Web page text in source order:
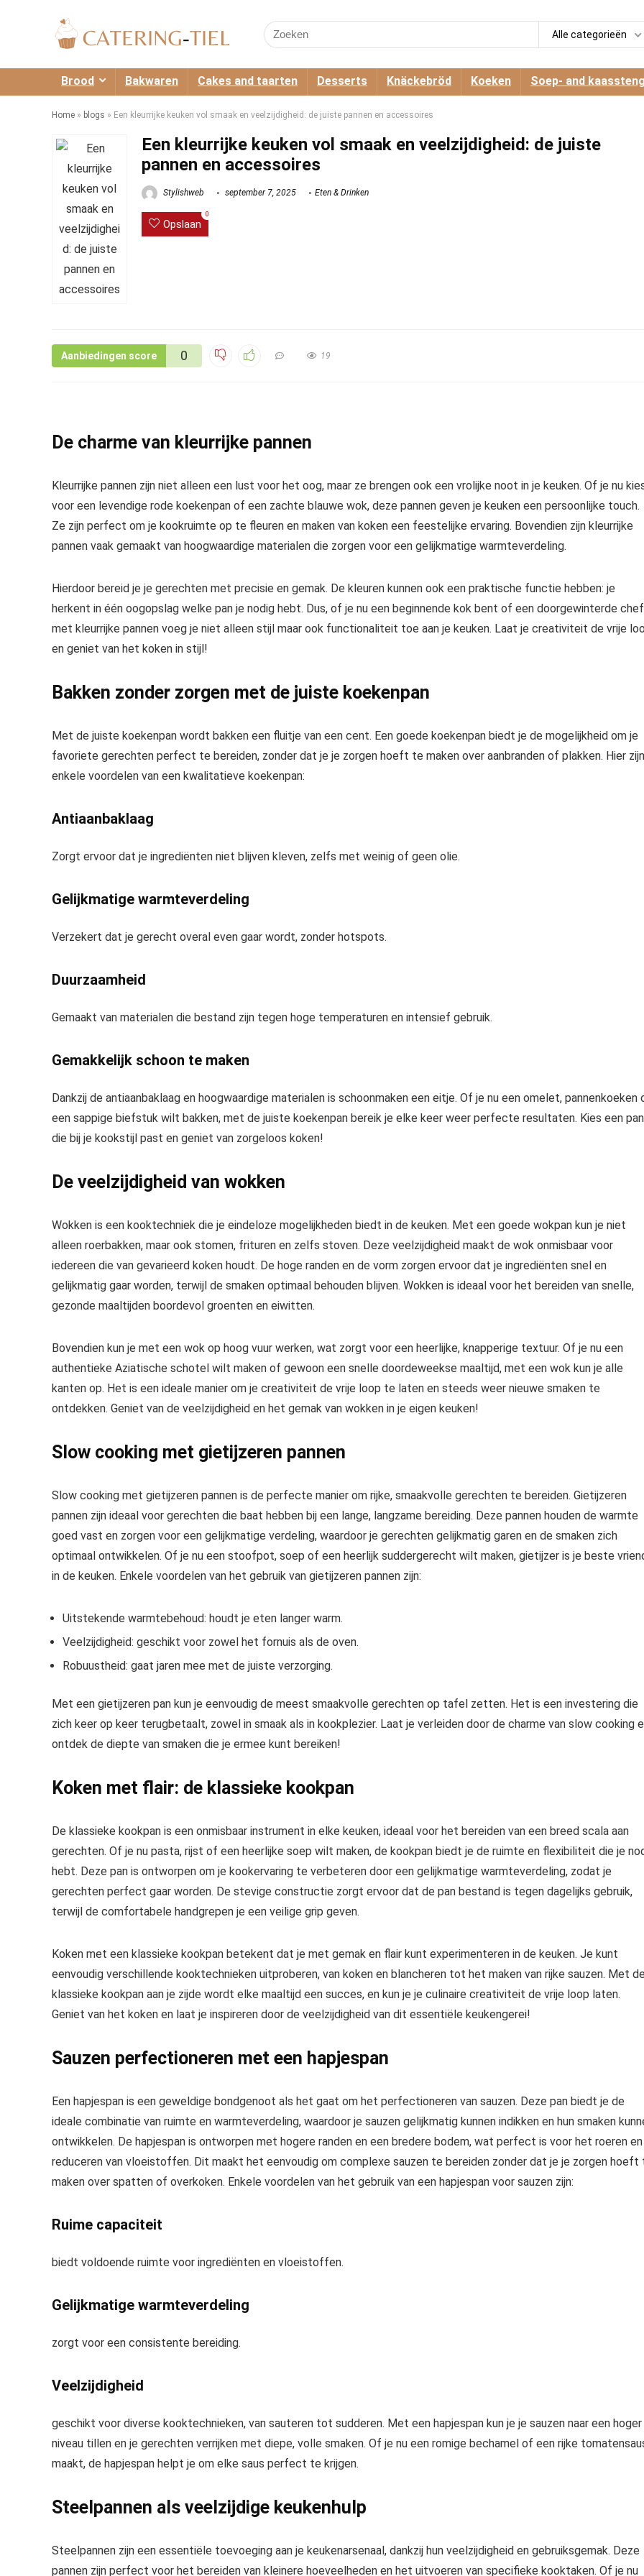
Search
for:
Alle categorieën
Brood Bakwaren Cakes and taarten Desserts Knäckebröd Koeken Soep- and
Home » blogs » Een kleurrijke keuken vol smaak en veelzijdigheid: de juiste pannen en accessoires
Een kleurrijke keuken vol smaak en veelzijdigheid: de juiste
pannen en accessoires
Stylishweb september 7, 2025 Eten & Drinken
Opslaan
0
Aanbiedingen score 0 19
De charme van kleurrijke pannen
Kleurrijke pannen zijn niet alleen een lust voor het oog, maar ze brengen ook een vrolijke noot in je keuken. Of je nu
voor een levendige rode koekenpan of een zachte blauwe wok, deze pannen geven je keuken een persoonlijke touch.
Ze zijn perfect om je kookruimte op te fleuren en maken van koken een feestelijke ervaring. Bovendien zijn kleurrijke
pannen vaak gemaakt van hoogwaardige materialen die zorgen voor een gelijkmatige warmteverdeling.
Hierdoor bereid je je gerechten met precisie en gemak. De kleuren kunnen ook een praktische functie hebben: je
herkent in één oogopslag welke pan je nodig hebt. Dus, of je nu een beginnende kok bent of een doorgewinterde
met kleurrijke pannen voeg je niet alleen stijl maar ook functionaliteit toe aan je keuken. Laat je creativiteit de vrije
en geniet van het koken in stijl!
Bakken zonder zorgen met de juiste koekenpan
Met de juiste koekenpan wordt bakken een fluitje van een cent. Een goede koekenpan biedt je de mogelijkheid om je
favoriete gerechten perfect te bereiden, zonder dat je je zorgen hoeft te maken over aanbranden of plakken. Hier zijn
enkele voordelen van een kwalitatieve koekenpan:
Antiaanbaklaag
Zorgt ervoor dat je ingrediënten niet blijven kleven, zelfs met weinig of geen olie.
Gelijkmatige warmteverdeling
Verzekert dat je gerecht overal even gaar wordt, zonder hotspots.
Duurzaamheid
Gemaakt van materialen die bestand zijn tegen hoge temperaturen en intensief gebruik.
Gemakkelijk schoon te maken
Dankzij de antiaanbaklaag en hoogwaardige materialen is schoonmaken een eitje. Of je nu een omelet, pannenkoeken
een sappige biefstuk wilt bakken, met de juiste koekenpan bereik je elke keer weer perfecte resultaten. Kies een pan
die bij je kookstijl past en geniet van zorgeloos koken!
De veelzijdigheid van wokken
Wokken is een kooktechniek die je eindeloze mogelijkheden biedt in de keuken. Met een goede wokpan kun je niet
alleen roerbakken, maar ook stomen, frituren en zelfs stoven. Deze veelzijdigheid maakt de wok onmisbaar voor
iedereen die van gevarieerd koken houdt. De hoge randen en de vorm zorgen ervoor dat je ingrediënten snel en
gelijkmatig gaar worden, terwijl de smaken optimaal behouden blijven. Wokken is ideaal voor het bereiden van snelle,
gezonde maaltijden boordevol groenten en eiwitten.
Bovendien kun je met een wok op hoog vuur werken, wat zorgt voor een heerlijke, knapperige textuur. Of je nu een
authentieke Aziatische schotel wilt maken of gewoon een snelle doordeweekse maaltijd, met een wok kun je alle
kanten op. Het is een ideale manier om je creativiteit de vrije loop te laten en steeds weer nieuwe smaken te
ontdekken. Geniet van de veelzijdigheid en het gemak van wokken in je eigen keuken!
Slow cooking met gietijzeren pannen
Slow cooking met gietijzeren pannen is de perfecte manier om rijke, smaakvolle gerechten te bereiden. Gietijzeren
pannen zijn ideaal voor gerechten die baat hebben bij een lange, langzame bereiding. Deze pannen houden de warmte
goed vast en zorgen voor een gelijkmatige verdeling, waardoor je gerechten gelijkmatig garen en de smaken zich
optimaal ontwikkelen. Of je nu een stoofpot, soep of een heerlijk suddergerecht wilt maken, gietijzer is je beste
in de keuken. Enkele voordelen van het gebruik van gietijzeren pannen zijn:
Uitstekende warmtebehoud: houdt je eten langer warm.
Veelzijdigheid: geschikt voor zowel het fornuis als de oven.
Robuustheid: gaat jaren mee met de juiste verzorging.
Met een gietijzeren pan kun je eenvoudig de meest smaakvolle gerechten op tafel zetten. Het is een investering die
zich keer op keer terugbetaalt, zowel in smaak als in kookplezier. Laat je verleiden door de charme van slow cooking
ontdek de diepte van smaken die je ermee kunt bereiken!
Koken met flair: de klassieke kookpan
De klassieke kookpan is een onmisbaar instrument in elke keuken, ideaal voor het bereiden van een breed scala aan
gerechten. Of je nu pasta, rijst of een heerlijke soep wilt maken, de kookpan biedt je de ruimte en flexibiliteit die je
hebt. Deze pan is ontworpen om je kookervaring te verbeteren door een gelijkmatige warmteverdeling, zodat je
gerechten perfect gaar worden. De stevige constructie zorgt ervoor dat de pan bestand is tegen dagelijks gebruik,
terwijl de comfortabele handgrepen je een veilige grip geven.
Koken met een klassieke kookpan betekent dat je met gemak en flair kunt experimenteren in de keuken. Je kunt
eenvoudig verschillende kooktechnieken uitproberen, van koken en blancheren tot het maken van rijke sauzen. Met
klassieke kookpan aan je zijde wordt elke maaltijd een succes, en kun je je culinaire creativiteit de vrije loop laten.
Geniet van het koken en laat je inspireren door de veelzijdigheid van dit essentiële keukengerei!
Sauzen perfectioneren met een hapjespan
Een hapjespan is een geweldige bondgenoot als het gaat om het perfectioneren van sauzen. Deze pan biedt je de
ideale combinatie van ruimte en warmteverdeling, waardoor je sauzen gelijkmatig kunnen indikken en hun smaken
ontwikkelen. De hapjespan is ontworpen met hogere randen en een bredere bodem, wat perfect is voor het roeren en
reduceren van vloeistoffen. Dit maakt het eenvoudig om complexe sauzen te bereiden zonder dat je je zorgen hoeft
maken over spatten of overkoken. Enkele voordelen van het gebruik van een hapjespan voor sauzen zijn:
Ruime capaciteit
biedt voldoende ruimte voor ingrediënten en vloeistoffen.
Gelijkmatige warmteverdeling
zorgt voor een consistente bereiding.
Veelzijdigheid
geschikt voor diverse kooktechnieken, van sauteren tot sudderen. Met een hapjespan kun je je sauzen naar een hoger
niveau tillen en je gerechten verrijken met diepe, volle smaken. Of je nu een romige bechamel of een rijke
maakt, de hapjespan helpt je om elke saus perfect te krijgen.
Steelpannen als veelzijdige keukenhulp
Steelpannen zijn een essentiële toevoeging aan je keukenarsenaal, dankzij hun veelzijdigheid en gebruiksgemak. Deze
pannen zijn perfect voor het bereiden van kleinere hoeveelheden en het uitvoeren van specifieke kooktaken. Of je nu